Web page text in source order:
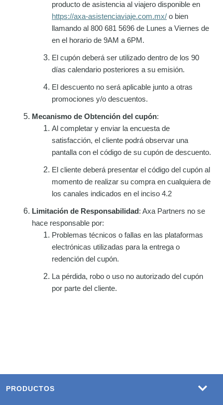
producto de asistencia al viajero disponible en
https://axa-asistenciaviaje.com.mx/ o bien
llamando al 800 681 5696 de Lunes a Viernes de
en el horario de 9AM a 6PM.
El cupón deberá ser utilizado dentro de los 90
días calendario posteriores a su emisión.
El descuento no será aplicable junto a otras
promociones y/o descuentos.
Mecanismo de Obtención del cupón:
Al completar y enviar la encuesta de
satisfacción, el cliente podrá observar una
pantalla con el código de su cupón de descuento.
El cliente deberá presentar el código del cupón al
momento de realizar su compra en cualquiera de
los canales indicados en el inciso 4.2
Limitación de Responsabilidad : Axa Partners no se
hace responsable por:
Problemas técnicos o fallas en las plataformas
electrónicas utilizadas para la entrega o
redención del cupón.
La pérdida, robo o uso no autorizado del cupón
por parte del cliente.
PRODUCTOS